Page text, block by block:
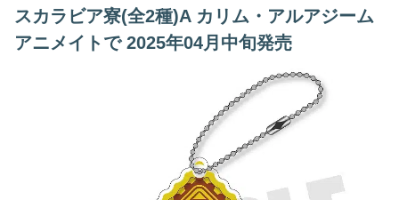
スカラビア寮(全2種)A カリム・アルアジーム
アニメイトで 2025年04月中旬発売